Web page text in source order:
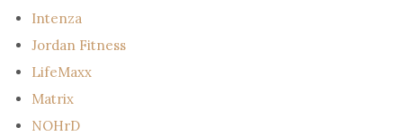
Intenza
Jordan Fitness
LifeMaxx
Matrix
NOHrD